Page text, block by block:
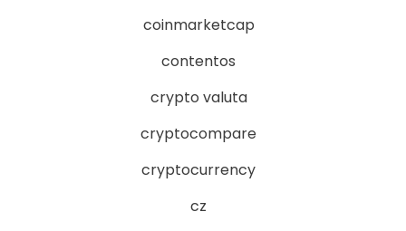
coinmarketcap
contentos
crypto valuta
cryptocompare
cryptocurrency
cz